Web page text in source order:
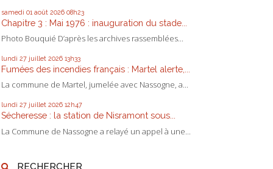
samedi 01 août 2026 08h23
Chapitre 3 : Mai 1976 : inauguration du stade...
Photo Bouquié D’après les archives rassemblées...
lundi 27 juillet 2026 13h33
Fumées des incendies français : Martel alerte,...
La commune de Martel, jumelée avec Nassogne, a...
lundi 27 juillet 2026 12h47
Sécheresse : la station de Nisramont sous...
La Commune de Nassogne a relayé un appel à une...
RECHERCHER